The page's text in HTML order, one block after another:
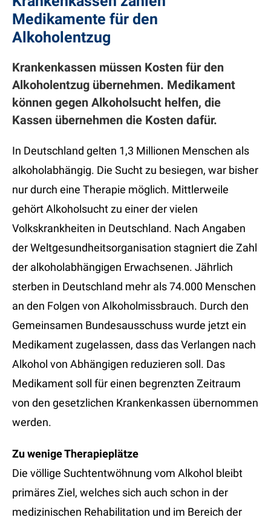
Medikamente für den
Alkoholentzug
Krankenkassen müssen Kosten für den
Alkoholentzug übernehmen. Medikament
können gegen Alkoholsucht helfen, die
Kassen übernehmen die Kosten dafür.
In Deutschland gelten 1,3 Millionen Menschen als
alkoholabhängig. Die Sucht zu besiegen, war bisher
nur durch eine Therapie möglich. Mittlerweile
gehört Alkoholsucht zu einer der vielen
Volkskrankheiten in Deutschland. Nach Angaben
der Weltgesundheitsorganisation stagniert die Zahl
der alkoholabhängigen Erwachsenen. Jährlich
sterben in Deutschland mehr als 74.000 Menschen
an den Folgen von Alkoholmissbrauch. Durch den
Gemeinsamen Bundesausschuss wurde jetzt ein
Medikament zugelassen, dass das Verlangen nach
Alkohol von Abhängigen reduzieren soll. Das
Medikament soll für einen begrenzten Zeitraum
von den gesetzlichen Krankenkassen übernommen
werden.
Zu wenige Therapieplätze
Die völlige Suchtentwöhnung vom Alkohol bleibt
primäres Ziel, welches sich auch schon in der
medizinischen Rehabilitation und im Bereich der